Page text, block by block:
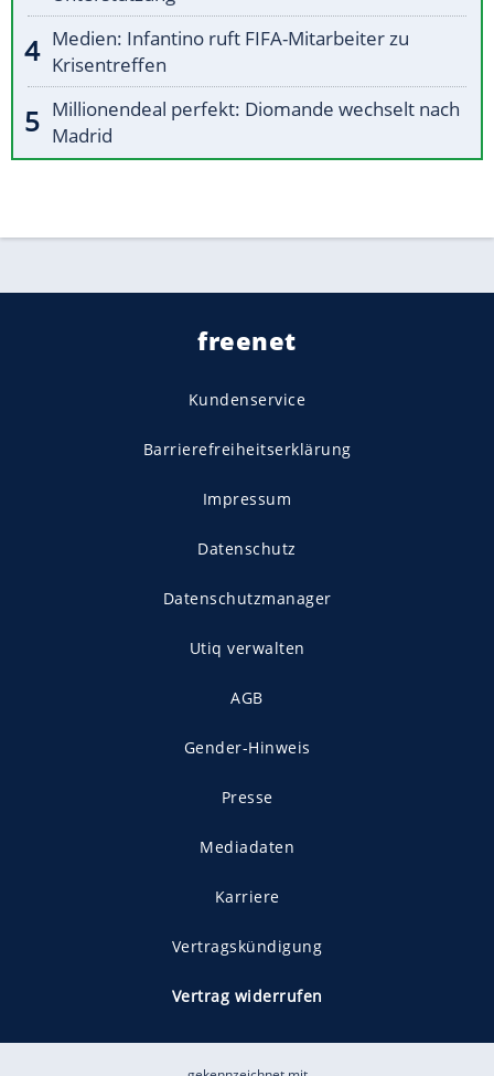
Medien: Infantino ruft FIFA-Mitarbeiter zu
Krisentreffen
Millionendeal perfekt: Diomande wechselt nach
Madrid
freenet
Kundenservice
Barrierefreiheitserklärung
Impressum
Datenschutz
Datenschutzmanager
Utiq verwalten
AGB
Gender-Hinweis
Presse
Mediadaten
Karriere
Vertragskündigung
Vertrag widerrufen